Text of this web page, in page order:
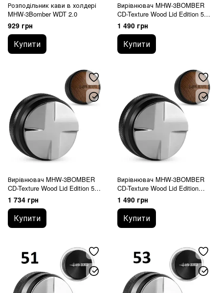
Розподільник кави в холдері
MHW-3Bomber WDT 2.0
929 грн
Купити
Вирівнювач MHW-3BOMBER
CD-Texture Wood Lid Edition 51
mm
1 490 грн
Купити
Вирівнювач MHW-3BOMBER
CD-Texture Wood Lid Edition 53
mm
1 734 грн
Купити
Вирівнювач MHW-3BOMBER
CD-Texture Wood Lid Edition
58.35 mm
1 490 грн
Купити